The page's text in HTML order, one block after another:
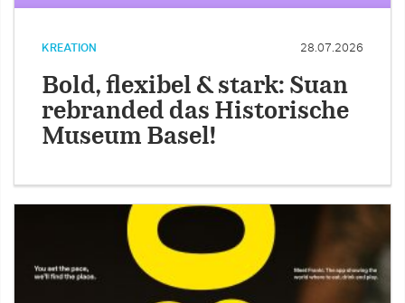
KREATION 28.07.2026
Bold, flexibel & stark: Suan
rebranded das Historische
Museum Basel!